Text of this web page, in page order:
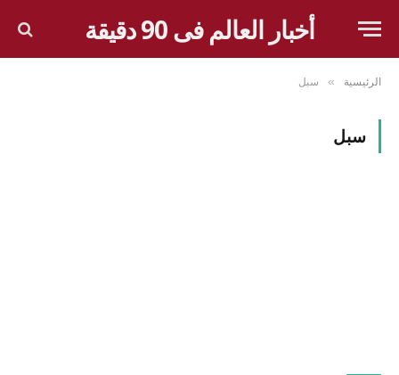
أخبار العالم فى 90 دقيقة
الرئيسية » سبل
سبل